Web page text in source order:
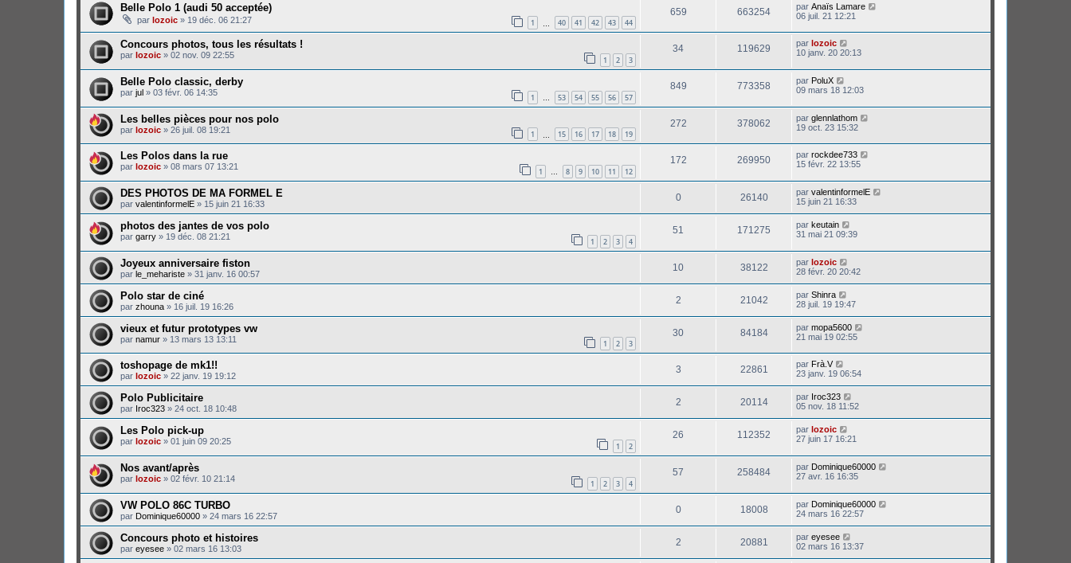
Belle Polo 1 (audi 50 acceptée)
par lozoic » 19 déc. 06 21:27 1 40 41 42 43 44
659 663254 par Anaïs Lamare
06 juil. 21 12:21
Concours photos, tous les résultats !
par lozoic » 02 nov. 09 22:55 1 2 3
34 119629 par lozoic
10 janv. 20 20:13
Belle Polo classic, derby
par jul » 03 févr. 06 14:35 1 … 53 54 55 56 57
849 773358 par PoluX
09 mars 18 12:03
Les belles pièces pour nos polo
par lozoic » 26 juil. 08 19:21 1 15 16 17 18 19
272 378062 par glennlathom
19 oct. 23 15:32
Les Polos dans la rue
par lozoic » 08 mars 07 13:21 1 … 8 9 10 11 12
172 269950 par rockdee733
15 févr. 22 13:55
DES PHOTOS DE MA FORMEL E
par valentinformelE » 15 juin 21 16:33
0 26140 par valentinformelE
15 juin 21 16:33
photos des jantes de vos polo
par garry » 19 déc. 08 21:21 1 2 3 4
51 171275 par keutain
31 mai 21 09:39
Joyeux anniversaire fiston
par le_mehariste » 31 janv. 16 00:57
10 38122 par lozoic
28 févr. 20 20:42
Polo star de ciné
par zhouna » 16 juil. 19 16:26
2 21042 par Shinra
28 juil. 19 19:47
vieux et futur prototypes vw
par namur » 13 mars 13 13:11 1 2 3
30 84184 par mopa5600
21 mai 19 02:55
toshopage de mk1!!
par lozoic » 22 janv. 19 19:12
3 22861 par Frà.V
23 janv. 19 06:54
Polo Publicitaire
par Iroc323 » 24 oct. 18 10:48
2 20114 par Iroc323
05 nov. 18 11:52
Les Polo pick-up
par lozoic » 01 juin 09 20:25 1 2
26 112352 par lozoic
27 juin 17 16:21
Nos avant/après
par lozoic » 02 févr. 10 21:14 1 2 3 4
57 258484 par Dominique60000
27 avr. 16 16:35
VW POLO 86C TURBO
par Dominique60000 » 24 mars 16 22:57
0 18008 par Dominique60000
24 mars 16 22:57
Concours photo et histoires
par eyesee » 02 mars 16 13:03
2 20881 par eyesee
02 mars 16 13:37